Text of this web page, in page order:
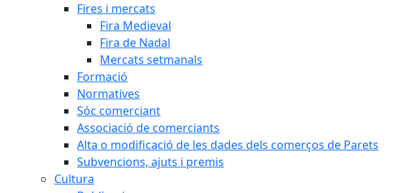
Fires i mercats
Fira Medieval
Fira de Nadal
Mercats setmanals
Formació
Normatives
Sóc comerciant
Associació de comerciants
Alta o modificació de les dades dels comerços de Parets
Subvencions, ajuts i premis
Cultura